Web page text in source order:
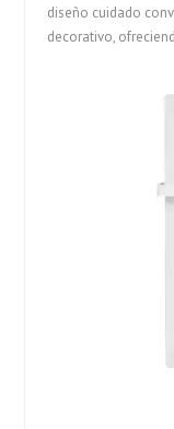
diseño cuidado
decorativo,